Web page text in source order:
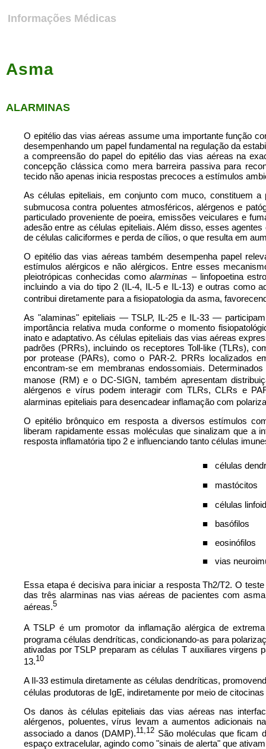
Informações Médicas
Asma
ALARMINAS
O epitélio das vias aéreas assume uma importante função
desempenhando um papel fundamental na regulação da
a compreensão do papel do epitélio das vias aéreas na
concepção clássica como mera barreira passiva para
tecido não apenas inicia respostas precoces a estímulos
As células epiteliais, em conjunto com muco, constituem
submucosa contra poluentes atmosféricos, alérgenos e
particulado proveniente de poeira, emissões veiculares e
adesão entre as células epiteliais. Além disso, esses
de células caliciformes e perda de cílios, o que resulta em
O epitélio das vias aéreas também desempenha papel
estímulos alérgicos e não alérgicos. Entre esses
pleiotrópicas conhecidas comoalarminas – linfopoetina
incluindo a via do tipo 2 (IL-4, IL-5 e IL-13) e outras como
contribui diretamente para a fisiopatologia da asma,
As "alaminas" epiteliais — TSLP, IL-25 e IL-33 —
importância relativa muda conforme o momento
inato e adaptativo. As células epiteliais das vias aéreas
padrões (PRRs), incluindo os receptores Toll-like (TLRs),
por protease (PARs), como o PAR-2. PRRs localizados
encontram-se em membranas endossomiais.
manose (RM) e o DC-SIGN, também apresentam
alérgenos e vírus podem interagir com TLRs, CLRs e
alarminas epiteliais para desencadear inflamação com
O epitélio brônquico em resposta a diversos estímulos
liberam rapidamente essas moléculas que sinalizam que a
resposta inflamatória tipo 2 e influenciando tanto células
■
células
■
mastócitos
■
células
■
basófilos
■
eosinófilos
■
vias
Essa etapa é decisiva para iniciar a resposta Th2/T2. O
das três alarminas nas vias aéreas de pacientes com
aéreas.5
A TSLP é um promotor da inflamação alérgica de
programa células dendríticas, condicionando-as para
ativadas por TSLP preparam as células T auxiliares virgens
13.10
A Il-33 estimula diretamente as células dendríticas,
células produtoras de IgE, indiretamente por meio de
Os danos às células epiteliais das vias aéreas nas
alérgenos, poluentes, vírus levam a aumentos adicionais
associado a danos (DAMP).11,12 São moléculas que ficam
espaço extracelular, agindo como "sinais de alerta" que